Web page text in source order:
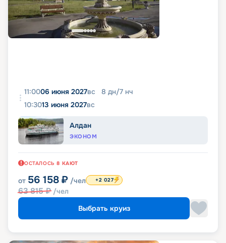
11:0006 июня 2027вс 8 дн/7 нч
10:3013 июня 2027вс
Алдан
ЭКОНОМ
ОСТАЛОСЬ 8 КАЮТ
от 56 158 ₽ /чел
63 815₽ /чел
+2 027
Выбрать круиз